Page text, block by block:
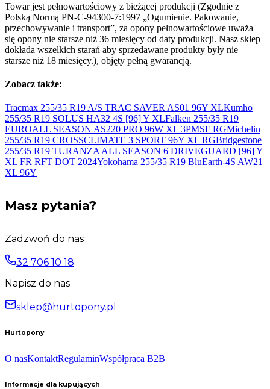
Towar jest pełnowartościowy z bieżącej produkcji (Zgodnie z
Polską Normą PN-C-94300-7:1997 „Ogumienie. Pakowanie,
przechowywanie i transport”, za opony pełnowartościowe uważa
się opony nie starsze niż 36 miesięcy od daty produkcji. Nasz sklep
dokłada wszelkich starań aby sprzedawane produkty były nie
starsze niż 18 miesięcy.), objęty pełną gwarancją.
Zobacz także:
Tracmax 255/35 R19 A/S TRAC SAVER AS01 96Y XLKumho
255/35 R19 SOLUS HA32 4S [96]Y XLFalken 255/35 R19
EUROALL SEASON AS220 PRO 96W XL 3PMSF RGMichelin
255/35 R19 CROSSCLIMATE 3 SPORT 96Y XL RGBridgestone
255/35 R19 TURANZA ALL SEASON 6 DRIVEGUARD [96] Y
XL FR RFT DOT 2024Yokohama 255/35 R19 BluEarth-4S AW21
XL 96Y
Masz pytania?
Zadzwoń do nas
32 706 10 18
Napisz do nas
sklep@hurtopony.pl
Hurtopony
O nasKontaktRegulaminWspółpraca B2B
Informacje dla kupujących